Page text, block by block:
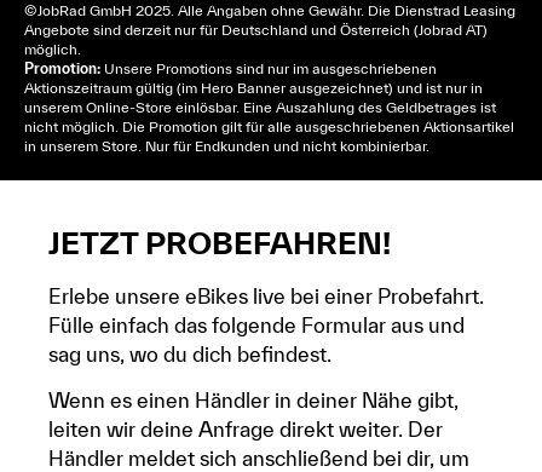
© JobRad GmbH 2025. Alle Angaben ohne Gewähr. Die Dienstrad Leasing
Angebote sind derzeit nur für Deutschland und Österreich (Jobrad AT)
möglich.
Promotion: Unsere Promotions sind nur im ausgeschriebenen
Aktionszeitraum gültig (im Hero Banner ausgezeichnet) und ist nur in
unserem Online-Store einlösbar. Eine Auszahlung des Geldbetrages ist
nicht möglich. Die Promotion gilt für alle ausgeschriebenen Aktionsartikel
in unserem Store. Nur für Endkunden und nicht kombinierbar.
JETZT PROBEFAHREN!
Erlebe unsere eBikes live bei einer Probefahrt.
Fülle einfach das folgende Formular aus und
sag uns, wo du dich befindest.
Wenn es einen Händler in deiner Nähe gibt,
leiten wir deine Anfrage direkt weiter. Der
Händler meldet sich anschließend bei dir, um